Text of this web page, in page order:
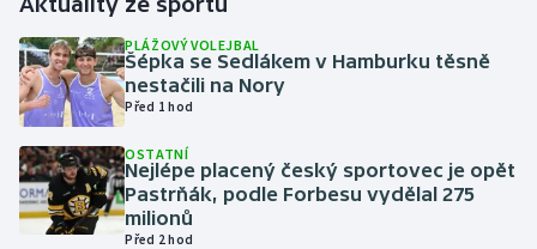
Florbal
Futsal
Golf
Gymnastika
PLÁŽOVÝ VOLEJBAL
Šépka se Sedlákem v Hamburku těsně
nestačili na Nory
Před 1 hod
OSTATNÍ
Nejlépe placený český sportovec je opět
Pastrňák, podle Forbesu vydělal 275
milionů
Před 2 hod